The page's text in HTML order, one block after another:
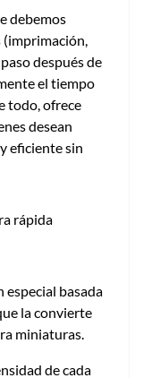
debemos
(imprimación,
después de
el tiempo
todo, ofrece
desean
eficiente sin
rápida
basada
la convierte
miniaturas.
de cada